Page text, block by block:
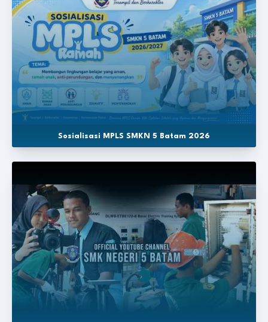
Sosialisasi MPLS SMKN 5 Batam 2026